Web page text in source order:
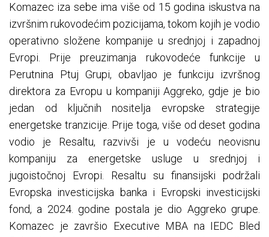
Komazec iza sebe ima više od 15 godina iskustva na
izvršnim rukovodećim pozicijama, tokom kojih je vodio
operativno složene kompanije u srednjoj i zapadnoj
Evropi. Prije preuzimanja rukovodeće funkcije u
Perutnina Ptuj Grupi, obavljao je funkciju izvršnog
direktora za Evropu u kompaniji Aggreko, gdje je bio
jedan od ključnih nositelja evropske strategije
energetske tranzicije. Prije toga, više od deset godina
vodio je Resaltu, razvivši je u vodeću neovisnu
kompaniju za energetske usluge u srednjoj i
jugoistočnoj Evropi. Resaltu su finansijski podržali
Evropska investicijska banka i Evropski investicijski
fond, a 2024. godine postala je dio Aggreko grupe.
Komazec je završio Executive MBA na IEDC Bled